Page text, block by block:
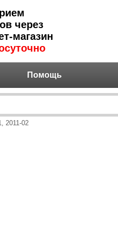
через
магазин
Помощь
2011-02